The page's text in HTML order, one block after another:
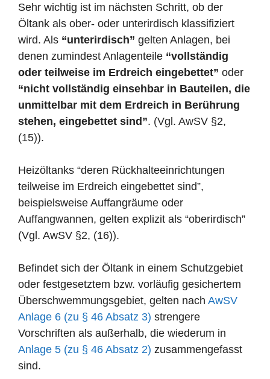
Sehr wichtig ist im nächsten Schritt, ob der
Öltank als ober- oder unterirdisch klassifiziert
wird. Als “unterirdisch” gelten Anlagen, bei
denen zumindest Anlagenteile “vollständig
oder teilweise im Erdreich eingebettet” oder
“nicht vollständig einsehbar in Bauteilen, die
unmittelbar mit dem Erdreich in Berührung
stehen, eingebettet sind”. (Vgl. AwSV §2,
(15)).
Heizöltanks “deren Rückhalteeinrichtungen
teilweise im Erdreich eingebettet sind”,
beispielsweise Auffangräume oder
Auffangwannen, gelten explizit als “oberirdisch”
(Vgl. AwSV §2, (16)).
Befindet sich der Öltank in einem Schutzgebiet
oder festgesetztem bzw. vorläufig gesichertem
Überschwemmungsgebiet, gelten nach AwSV
Anlage 6 (zu § 46 Absatz 3) strengere
Vorschriften als außerhalb, die wiederum in
Anlage 5 (zu § 46 Absatz 2) zusammengefasst
sind.